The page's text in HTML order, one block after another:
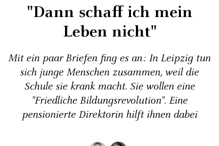
"Dann schaff ich mein
Leben nicht"
Mit ein paar Briefen fing es an: In Leipzig tun
sich junge Menschen zusammen, weil die
Schule sie krank macht. Sie wollen eine
"Friedliche Bildungsrevolution". Eine
pensionierte Direktorin hilft ihnen dabei